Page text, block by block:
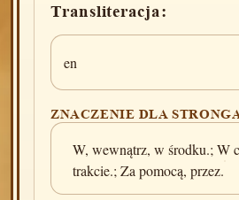
Transliteracja:
en
ZNACZENIE DLA
W, wewnątrz, w środku.; W
trakcie.; Za pomocą, przez.